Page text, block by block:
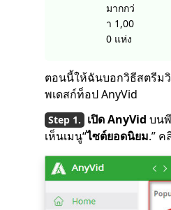
มากกว่
า 1,00
0 แห่ง
ตอนนี้ให้ฉันบอกวิธีสตรีม
พเดสก์ท็อป AnyVid
เปิด AnyVid บน
เห็นเมนู“ไซต์ยอดนิยม.”